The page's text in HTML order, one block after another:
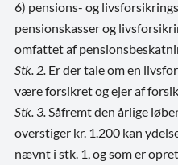
6) pensions- og
pensionskasser og
omfattet af
Stk. 2. Er der tale om en
være forsikret og ejer af
Stk. 3. Såfremt den årlige
overstiger kr. 1.200 kan
nævnt i stk. 1, og som er